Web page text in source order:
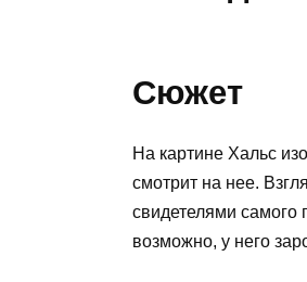
Сюжет
На картине Хальс
смотрит на нее.
свидетелями самого
возможно, у него